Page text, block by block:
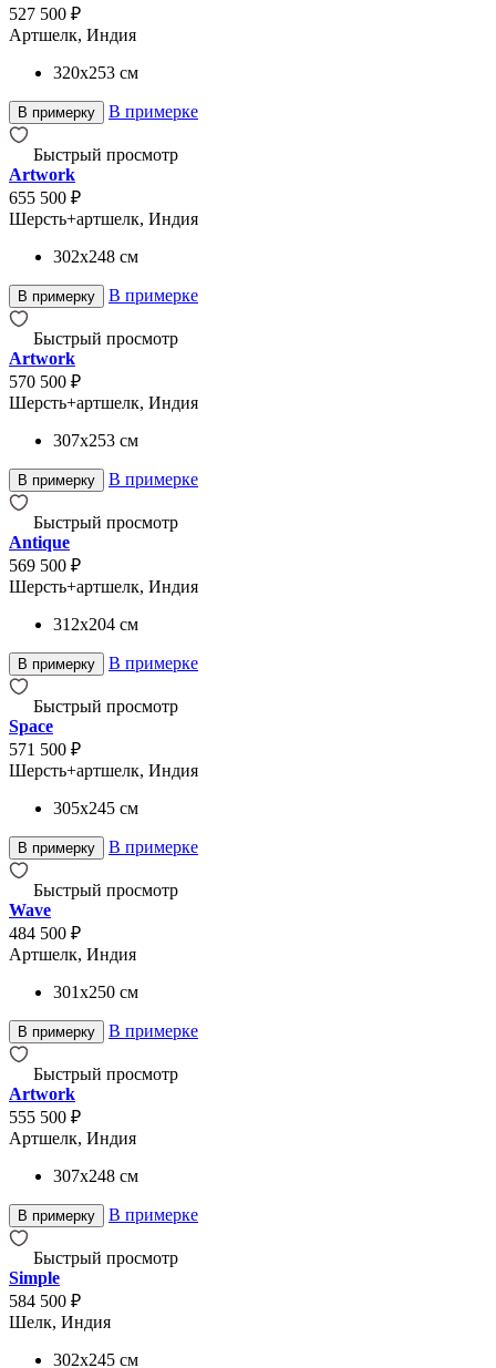
527 500 ₽
Артшелк, Индия
320x253 см
В примерку В примерке
Быстрый просмотр
Artwork
655 500 ₽
Шерсть+артшелк, Индия
302x248 см
В примерку В примерке
Быстрый просмотр
Artwork
570 500 ₽
Шерсть+артшелк, Индия
307x253 см
В примерку В примерке
Быстрый просмотр
Antique
569 500 ₽
Шерсть+артшелк, Индия
312x204 см
В примерку В примерке
Быстрый просмотр
Space
571 500 ₽
Шерсть+артшелк, Индия
305x245 см
В примерку В примерке
Быстрый просмотр
Wave
484 500 ₽
Артшелк, Индия
301x250 см
В примерку В примерке
Быстрый просмотр
Artwork
555 500 ₽
Артшелк, Индия
307x248 см
В примерку В примерке
Быстрый просмотр
Simple
584 500 ₽
Шелк, Индия
302x245 см